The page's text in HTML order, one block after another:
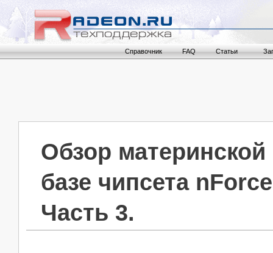
Справочник FAQ Статьи
Обзор
базе чипсета
Часть 3.